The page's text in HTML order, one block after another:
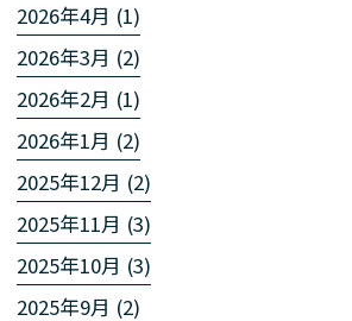
2026年4月 (1)
2026年3月 (2)
2026年2月 (1)
2026年1月 (2)
2025年12月 (2)
2025年11月 (3)
2025年10月 (3)
2025年9月 (2)